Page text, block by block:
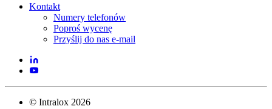
Kontakt
Numery telefonów
Poproś wycenę
Przyślij do nas e-mail
© Intralox 2026